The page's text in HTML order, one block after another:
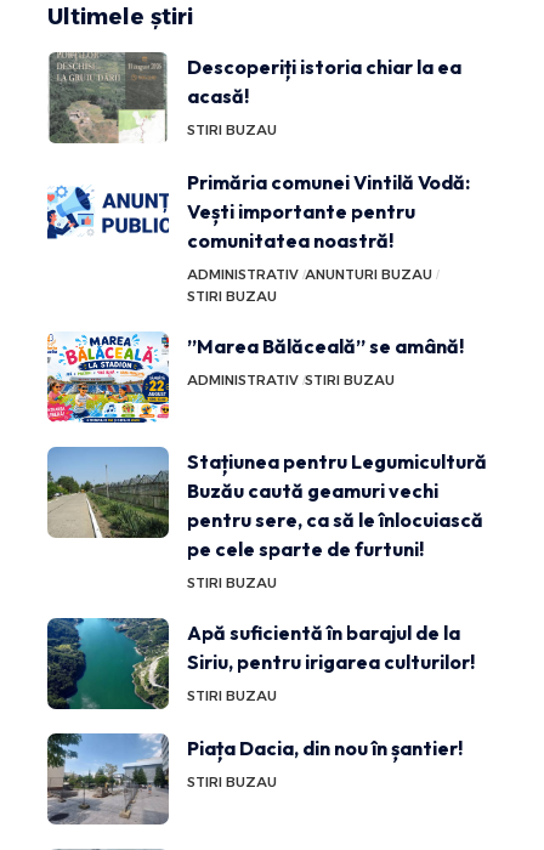
Ultimele știri
Descoperiți istoria chiar la ea
acasă!
STIRI BUZAU
Primăria comunei Vintilă Vodă:
Vești importante pentru
comunitatea noastră!
ADMINISTRATIV ANUNTURI BUZAU
STIRI BUZAU
”Marea Bălăceală” se amână!
ADMINISTRATIV STIRI BUZAU
Stațiunea pentru Legumicultură
Buzău caută geamuri vechi
pentru sere, ca să le înlocuiască
pe cele sparte de furtuni!
STIRI BUZAU
Apă suficientă în barajul de la
Siriu, pentru irigarea culturilor!
STIRI BUZAU
Piața Dacia, din nou în șantier!
STIRI BUZAU